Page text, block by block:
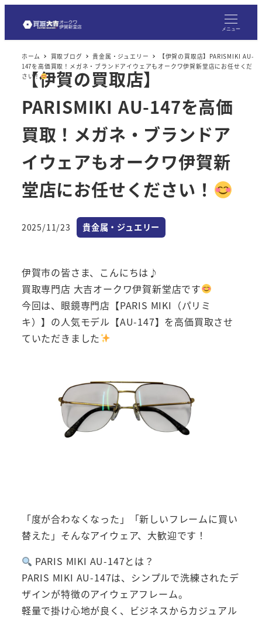
メニュー
ホーム 買取ブログ 貴金属・ジュエリー
【伊賀の買取店】PARISMIKI AU-
147を高価買取！メガネ・ブランドアイウェアもオークワ伊賀新堂店にお任せくだ
さい！
【伊賀の買取店】
PARISMIKI AU-147を高価
買取！メガネ・ブランドア
イウェアもオークワ伊賀新
堂店にお任せください！
投稿日
2025/11/23 カテゴリー
貴金属・ジュエリー
伊賀市の皆さま、こんにちは♪
買取専門店 大吉オークワ伊賀新堂店です
今回は、眼鏡専門店【PARIS MIKI（パリミ
キ）】の人気モデル【AU-147】を高価買取させ
ていただきました
「度が合わなくなった」「新しいフレームに買い
替えた」そんなアイウェア、大歓迎です！
PARIS MIKI AU-147とは？
PARIS MIKI AU-147は、シンプルで洗練されたデ
ザインが特徴のアイウェアフレーム。
軽量で掛け心地が良く、ビジネスからカジュアル